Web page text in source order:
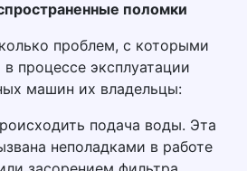
поломки
проблем, с которыми
процессе эксплуатации
машин их владельцы:
подача воды. Эта
неполадками в работе